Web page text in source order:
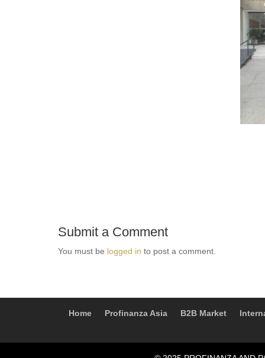
Submit a Comment
You must be logged in to post a comment.
Home Profinanza Asia B2B Market